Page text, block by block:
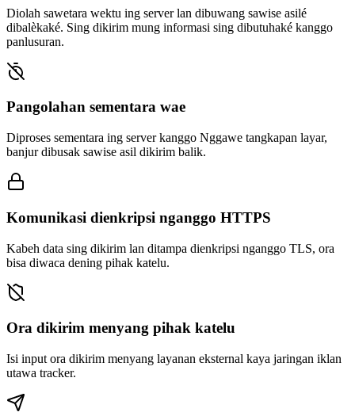
Diolah sawetara wektu ing server lan dibuwang sawise asilé
dibalèkaké. Sing dikirim mung informasi sing dibutuhaké kanggo
panlusuran.
Pangolahan sementara wae
Diproses sementara ing server kanggo Nggawe tangkapan layar,
banjur dibusak sawise asil dikirim balik.
Komunikasi dienkripsi nganggo HTTPS
Kabeh data sing dikirim lan ditampa dienkripsi nganggo TLS, ora
bisa diwaca dening pihak katelu.
Ora dikirim menyang pihak katelu
Isi input ora dikirim menyang layanan eksternal kaya jaringan iklan
utawa tracker.